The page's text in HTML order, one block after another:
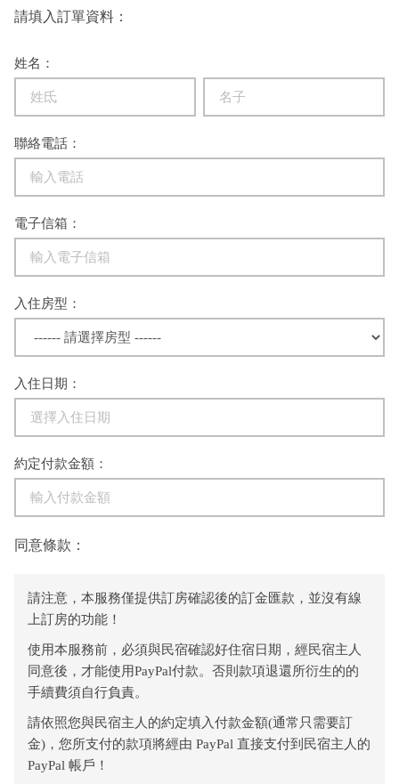
請填入訂單資料：
姓名：
聯絡電話：
電子信箱：
入住房型：
入住日期：
約定付款金額：
同意條款：
請注意，本服務僅提供訂房確認後的訂金匯款，並沒有線
上訂房的功能！
使用本服務前，必須與民宿確認好住宿日期，經民宿主人
同意後，才能使用PayPal付款。否則款項退還所衍生的的
手續費須自行負責。
請依照您與民宿主人的約定填入付款金額(通常只需要訂
金)，您所支付的款項將經由 PayPal 直接支付到民宿主人的
PayPal 帳戶！